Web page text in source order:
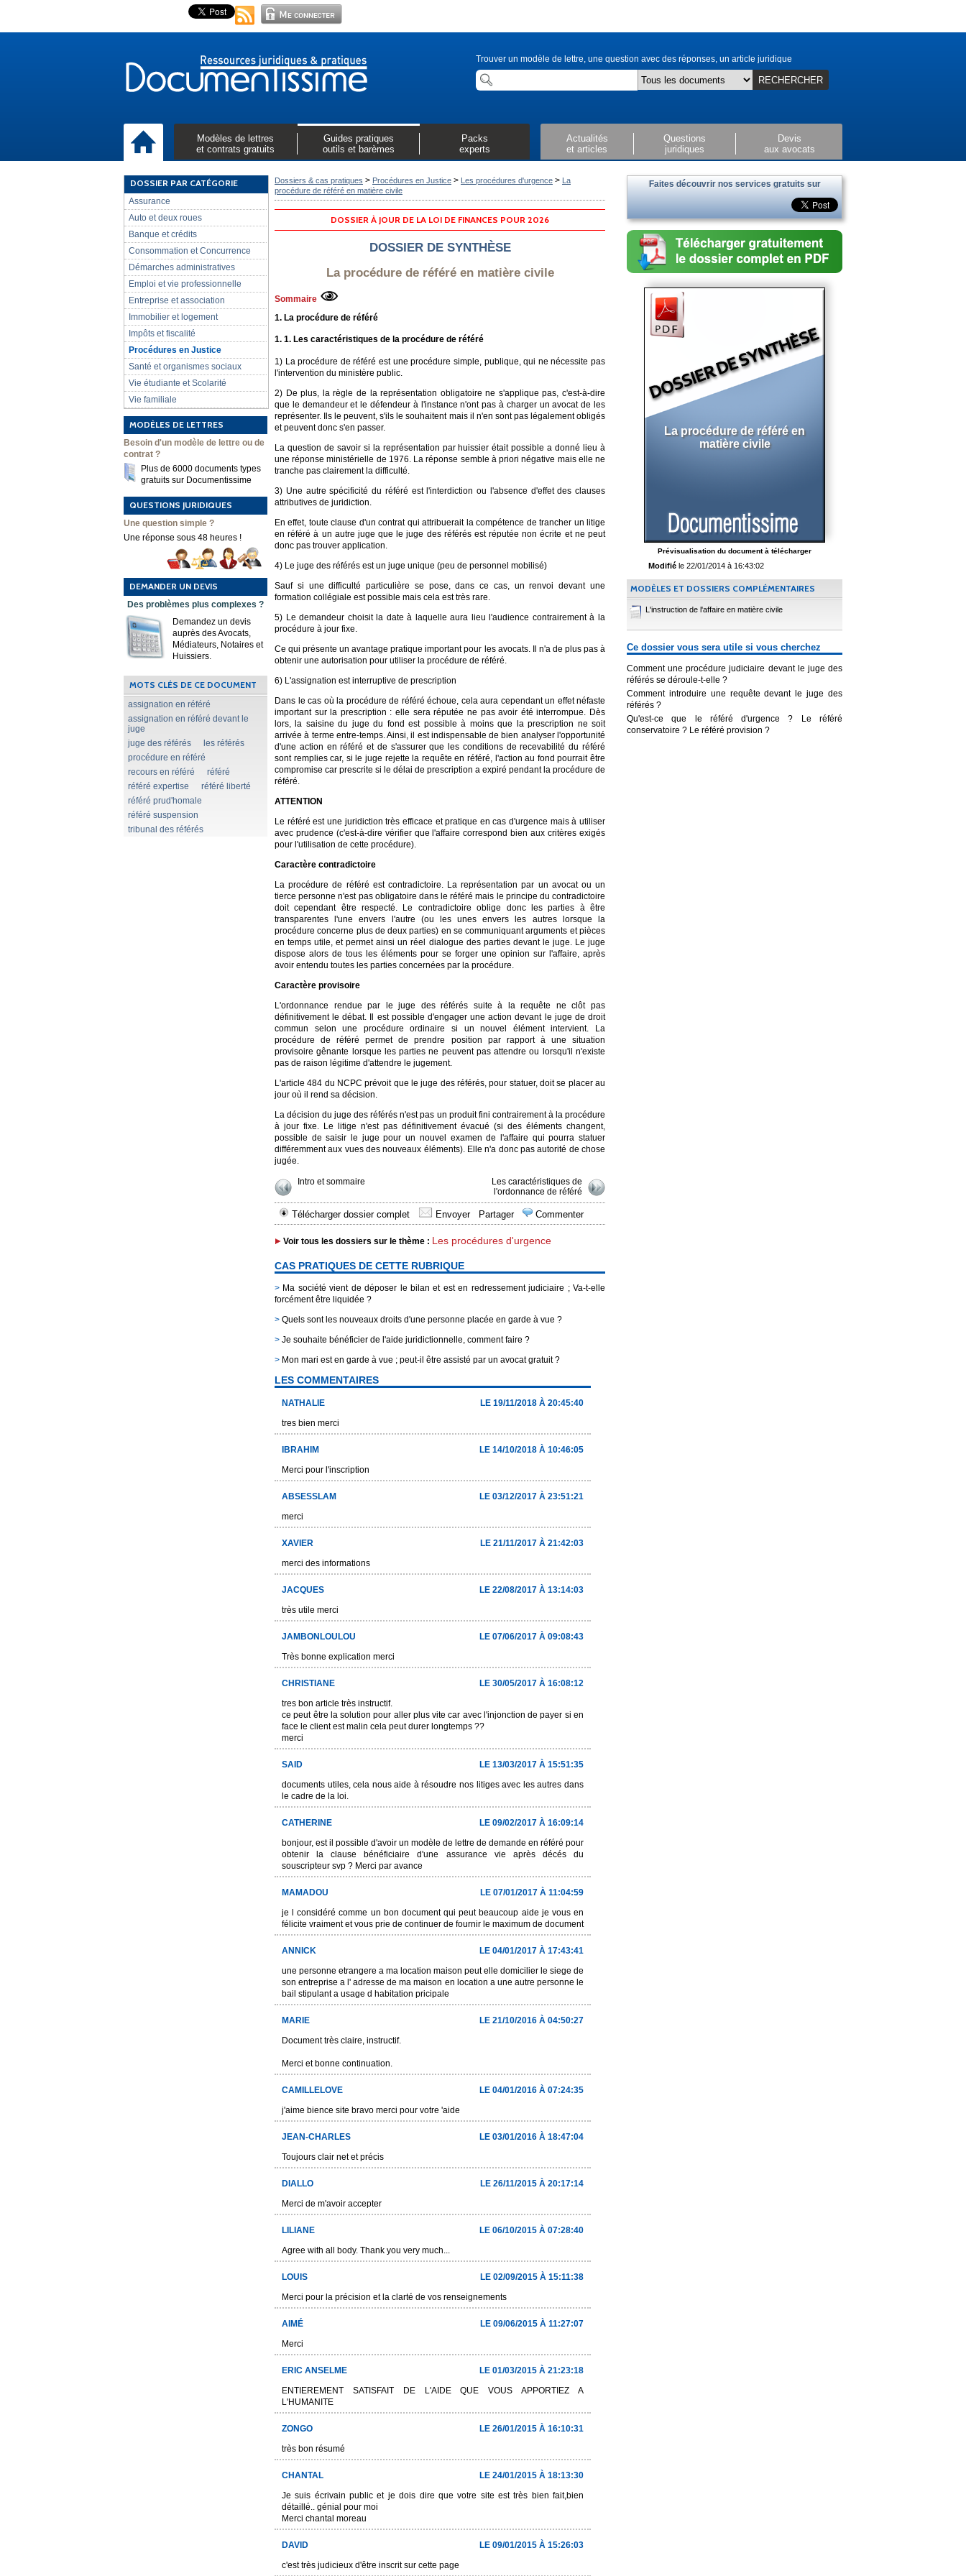
Trouver un modèle de lettre, une question avec des réponses, un article juridique
RECHERCHER
Modèles de lettres
et contrats gratuits
Guides pratiques
outils et barèmes
Packs
experts
Actualités
et articles
Questions
juridiques
Devis
aux avocats
DOSSIER PAR CATÉGORIE
Assurance
Auto et deux roues
Banque et crédits
Consommation et Concurrence
Démarches administratives
Emploi et vie professionnelle
Entreprise et association
Immobilier et logement
Impôts et fiscalité
Procédures en Justice
Santé et organismes sociaux
Vie étudiante et Scolarité
Vie familiale
MODÈLES DE LETTRES
Besoin d'un modèle de lettre ou de
contrat ?
Plus de 6000 documents types
gratuits sur Documentissime
QUESTIONS JURIDIQUES
Une question simple ?
Une réponse sous 48 heures !
DEMANDER UN DEVIS
Des problèmes plus complexes ?
Demandez un devis
auprès des Avocats,
Médiateurs, Notaires et
Huissiers.
MOTS CLÉS DE CE DOCUMENT
assignation en référé
assignation en référé devant le
juge
juge des référés
les référés
procédure en référé
recours en référé
référé
référé expertise
référé liberté
référé prud'homale
référé suspension
tribunal des référés
Dossiers & cas pratiques > Procédures en Justice > Les procédures d'urgence > La
procédure de référé en matière civile
DOSSIER À JOUR DE LA LOI DE FINANCES POUR 2026
DOSSIER DE SYNTHÈSE
La procédure de référé en matière civile
Sommaire
1. La procédure de référé
1. 1. Les caractéristiques de la procédure de référé
1) La procédure de référé est une procédure simple, publique, qui ne nécessite pas
l'intervention du ministère public.
2) De plus, la règle de la représentation obligatoire ne s'applique pas, c'est-à-dire
que le demandeur et le défendeur à l'instance n'ont pas à charger un avocat de les
représenter. Ils le peuvent, s'ils le souhaitent mais il n'en sont pas légalement obligés
et peuvent donc s'en passer.
La question de savoir si la représentation par huissier était possible a donné lieu à
une réponse ministérielle de 1976. La réponse semble à priori négative mais elle ne
tranche pas clairement la difficulté.
3) Une autre spécificité du référé est l'interdiction ou l'absence d'effet des clauses
attributives de juridiction.
En effet, toute clause d'un contrat qui attribuerait la compétence de trancher un litige
en référé à un autre juge que le juge des référés est réputée non écrite et ne peut
donc pas trouver application.
4) Le juge des référés est un juge unique (peu de personnel mobilisé)
Sauf si une difficulté particulière se pose, dans ce cas, un renvoi devant une
formation collégiale est possible mais cela est très rare.
5) Le demandeur choisit la date à laquelle aura lieu l'audience contrairement à la
procédure à jour fixe.
Ce qui présente un avantage pratique important pour les avocats. Il n'a de plus pas à
obtenir une autorisation pour utiliser la procédure de référé.
6) L'assignation est interruptive de prescription
Dans le cas où la procédure de référé échoue, cela aura cependant un effet néfaste
important sur la prescription : elle sera réputée ne pas avoir été interrompue. Dès
lors, la saisine du juge du fond est possible à moins que la prescription ne soit
arrivée à terme entre-temps. Ainsi, il est indispensable de bien analyser l'opportunité
d'une action en référé et de s'assurer que les conditions de recevabilité du référé
sont remplies car, si le juge rejette la requête en référé, l'action au fond pourrait être
compromise car prescrite si le délai de prescription a expiré pendant la procédure de
référé.
ATTENTION
Le référé est une juridiction très efficace et pratique en cas d'urgence mais à utiliser
avec prudence (c'est-à-dire vérifier que l'affaire correspond bien aux critères exigés
pour l'utilisation de cette procédure).
Caractère contradictoire
La procédure de référé est contradictoire. La représentation par un avocat ou un
tierce personne n'est pas obligatoire dans le référé mais le principe du contradictoire
doit cependant être respecté. Le contradictoire oblige donc les parties à être
transparentes l'une envers l'autre (ou les unes envers les autres lorsque la
procédure concerne plus de deux parties) en se communiquant arguments et pièces
en temps utile, et permet ainsi un réel dialogue des parties devant le juge. Le juge
dispose alors de tous les éléments pour se forger une opinion sur l'affaire, après
avoir entendu toutes les parties concernées par la procédure.
Caractère provisoire
L'ordonnance rendue par le juge des référés suite à la requête ne clôt pas
définitivement le débat. Il est possible d'engager une action devant le juge de droit
commun selon une procédure ordinaire si un nouvel élément intervient. La
procédure de référé permet de prendre position par rapport à une situation
provisoire gênante lorsque les parties ne peuvent pas attendre ou lorsqu'il n'existe
pas de raison légitime d'attendre le jugement.
L'article 484 du NCPC prévoit que le juge des référés, pour statuer, doit se placer au
jour où il rend sa décision.
La décision du juge des référés n'est pas un produit fini contrairement à la procédure
à jour fixe. Le litige n'est pas définitivement évacué (si des éléments changent,
possible de saisir le juge pour un nouvel examen de l'affaire qui pourra statuer
différemment aux vues des nouveaux éléments). Elle n'a donc pas autorité de chose
jugée.
Intro et sommaire
Les caractéristiques de
l'ordonnance de référé
Télécharger dossier complet Envoyer Partager Commenter
Voir tous les dossiers sur le thème : Les procédures d'urgence
CAS PRATIQUES DE CETTE RUBRIQUE
> Ma société vient de déposer le bilan et est en redressement judiciaire ; Va-t-elle
forcément être liquidée ?
> Quels sont les nouveaux droits d'une personne placée en garde à vue ?
> Je souhaite bénéficier de l'aide juridictionnelle, comment faire ?
> Mon mari est en garde à vue ; peut-il être assisté par un avocat gratuit ?
LES COMMENTAIRES
NATHALIE
LE 19/11/2018 À 20:45:40
tres bien merci
IBRAHIM
LE 14/10/2018 À 10:46:05
Merci pour l'inscription
ABSESSLAM
LE 03/12/2017 À 23:51:21
merci
XAVIER
LE 21/11/2017 À 21:42:03
merci des informations
JACQUES
LE 22/08/2017 À 13:14:03
très utile merci
JAMBONLOULOU
LE 07/06/2017 À 09:08:43
Très bonne explication merci
CHRISTIANE
LE 30/05/2017 À 16:08:12
tres bon article très instructif.
ce peut être la solution pour aller plus vite car avec l'injonction de payer si en
face le client est malin cela peut durer longtemps ??
merci
SAID
LE 13/03/2017 À 15:51:35
documents utiles, cela nous aide à résoudre nos litiges avec les autres dans
le cadre de la loi.
CATHERINE
LE 09/02/2017 À 16:09:14
bonjour, est il possible d'avoir un modèle de lettre de demande en référé pour
obtenir la clause bénéficiaire d'une assurance vie après décés du
souscripteur svp ? Merci par avance
MAMADOU
LE 07/01/2017 À 11:04:59
je l considéré comme un bon document qui peut beaucoup aide je vous en
félicite vraiment et vous prie de continuer de fournir le maximum de document
ANNICK
LE 04/01/2017 À 17:43:41
une personne etrangere a ma location maison peut elle domicilier le siege de
son entreprise a l' adresse de ma maison en location a une autre personne le
bail stipulant a usage d habitation pricipale
MARIE
LE 21/10/2016 À 04:50:27
Document très claire, instructif.
Merci et bonne continuation.
CAMILLELOVE
LE 04/01/2016 À 07:24:35
j'aime bience site bravo merci pour votre 'aide
JEAN-CHARLES
LE 03/01/2016 À 18:47:04
Toujours clair net et précis
DIALLO
LE 26/11/2015 À 20:17:14
Merci de m'avoir accepter
LILIANE
LE 06/10/2015 À 07:28:40
Agree with all body. Thank you very much...
LOUIS
LE 02/09/2015 À 15:11:38
Merci pour la précision et la clarté de vos renseignements
AIMÉ
LE 09/06/2015 À 11:27:07
Merci
ERIC ANSELME
LE 01/03/2015 À 21:23:18
ENTIEREMENT SATISFAIT DE L'AIDE QUE VOUS APPORTIEZ A
L'HUMANITE
ZONGO
LE 26/01/2015 À 16:10:31
très bon résumé
CHANTAL
LE 24/01/2015 À 18:13:30
Je suis écrivain public et je dois dire que votre site est très bien fait,bien
détaillé.. génial pour moi
Merci chantal moreau
DAVID
LE 09/01/2015 À 15:26:03
c'est très judicieux d'être inscrit sur cette page
Faites découvrir nos services gratuits sur
La procédure de référé en
matière civile
Prévisualisation du document à télécharger
Modifié le 22/01/2014 à 16:43:02
MODÈLES ET DOSSIERS COMPLÉMENTAIRES
L'instruction de l'affaire en matière civile
Ce dossier vous sera utile si vous cherchez
Comment une procédure judiciaire devant le juge des
référés se déroule-t-elle ?
Comment introduire une requête devant le juge des
référés ?
Qu'est-ce que le référé d'urgence ? Le référé
conservatoire ? Le référé provision ?